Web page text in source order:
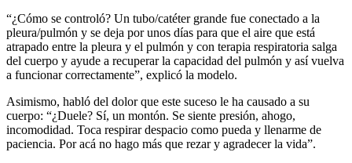
“¿Cómo se controló? Un tubo/catéter grande fue conectado a la
pleura/pulmón y se deja por unos días para que el aire que está
atrapado entre la pleura y el pulmón y con terapia respiratoria salga
del cuerpo y ayude a recuperar la capacidad del pulmón y así vuelva
a funcionar correctamente”, explicó la modelo.
Asimismo, habló del dolor que este suceso le ha causado a su
cuerpo: “¿Duele? Sí, un montón. Se siente presión, ahogo,
incomodidad. Toca respirar despacio como pueda y llenarme de
paciencia. Por acá no hago más que rezar y agradecer la vida”.